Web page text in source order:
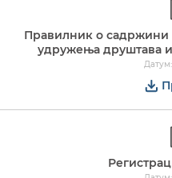
Правилник о садржини
удружења друштава и
Датум: